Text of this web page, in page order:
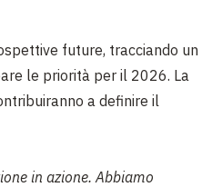
future, tracciando un
le priorità per il 2026. La
a definire il
in azione. Abbiamo